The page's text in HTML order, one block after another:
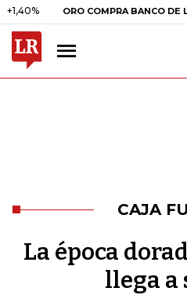
ORO COMPRA BANCO DE LA
CAJA
La época
llega a